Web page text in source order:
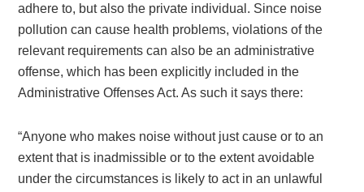
adhere to, but also the private individual. Since noise
pollution can cause health problems, violations of the
relevant requirements can also be an administrative
offense, which has been explicitly included in the
Administrative Offenses Act. As such it says there:
“Anyone who makes noise without just cause or to an
extent that is inadmissible or to the extent avoidable
under the circumstances is likely to act in an unlawful